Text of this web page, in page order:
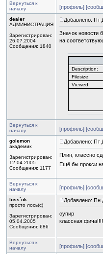
Вернуться к
началу
[профиль]
dealer
АДМИНИСТРАЦИЯ
Зарегистрирован:
26.07.2004
Сообщения: 1840
Добавлено: Пт
Значок новости
на
Description:
Filesize:
Viewed:
Вернуться к
началу
[профиль]
golemon
академик
Зарегистрирован:
12.04.2005
Сообщения: 1177
Добавлено: Пт
Плин, классно
Ещё бы прокси
Вернуться к
началу
[профиль]
loss`ok
просто лось(с)
Зарегистрирован:
05.04.2005
Сообщения: 686
Добавлено: Пн
супир
классная
Вернуться к
началу
[профиль]